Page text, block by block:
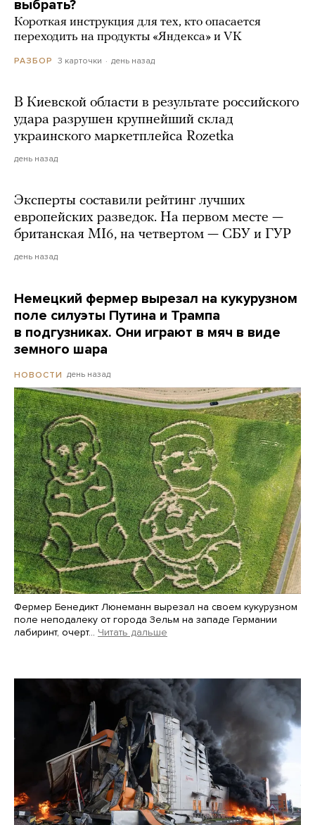
выбрать?
Короткая инструкция для тех, кто опасается
переходить на продукты «Яндекса» и VK
РАЗБОР 3 карточки день назад
В Киевской области в результате российского
удара разрушен крупнейший склад
украинского маркетплейса Rozetka
день назад
Эксперты составили рейтинг лучших
европейских разведок. На первом месте —
британская MI6, на четвертом — СБУ и ГУР
день назад
Немецкий фермер вырезал на кукурузном
поле силуэты Путина и Трампа
в подгузниках. Они играют в мяч в виде
земного шара
НОВОСТИ день назад
Фермер Бенедикт Люнеманн вырезал на своем кукурузном
поле неподалеку от города Зельм на западе Германии
лабиринт, очерт… Читать дальше